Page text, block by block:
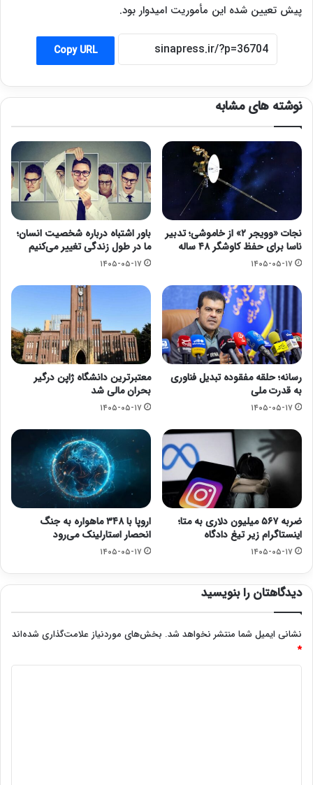
پیش تعیین شده این مأموریت امیدوار بود.
Copy URL
نوشته های مشابه
نجات «وویجر ۲» از خاموشی؛ تدبیر
ناسا برای حفظ کاوشگر ۴۸ ساله
۱۴۰۵-۰۵-۱۷
باور اشتباه درباره شخصیت انسان؛
ما در طول زندگی تغییر می‌کنیم
۱۴۰۵-۰۵-۱۷
رسانه؛ حلقه مفقوده تبدیل فناوری
به قدرت ملی
۱۴۰۵-۰۵-۱۷
معتبرترین دانشگاه ژاپن درگیر
بحران مالی شد
۱۴۰۵-۰۵-۱۷
ضربه ۵۶۷ میلیون دلاری به متا؛
اینستاگرام زیر تیغ دادگاه
۱۴۰۵-۰۵-۱۷
اروپا با ۳۴۸ ماهواره به جنگ
انحصار استارلینک می‌رود
۱۴۰۵-۰۵-۱۷
دیدگاهتان را بنویسید
نشانی ایمیل شما منتشر نخواهد شد. بخش‌های موردنیاز علامت‌گذاری شده‌اند
*